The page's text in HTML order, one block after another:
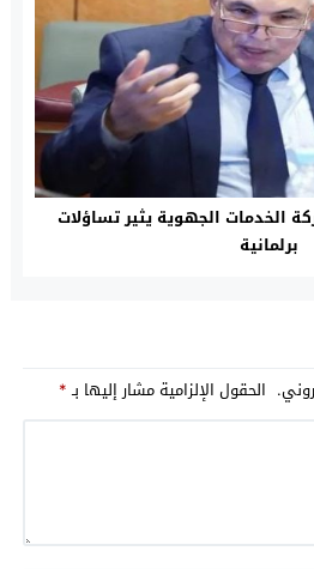
الخدمات الجهوية يثير تساؤلات
برلمانية
الحقول الإلزامية مشار إليها بـ*